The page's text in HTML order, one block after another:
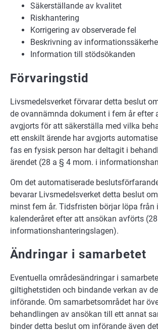
Säkerställande av kvalitet
Riskhantering
Korrigering av observerade fel
Beskrivning av
Information till stödsökanden
Förvaringstid
Livsmedelsverket förvarar detta beslut
de ovannämnda dokument i fem år efter
avgjorts för att säkerställa med vilka
ett enskilt ärende har avgjorts
fas en fysisk person har deltagit i
ärendet (28 a § 4 mom. i
Om det automatiserade
bevarar Livsmedelsverket detta beslut
minst fem år. Tidsfristen börjar löpa från
kalenderåret efter att ansökan avförts
informationshanteringslagen).
Ändringar i samarbetet
Eventuella områdesändringar i
giltighetstiden och bindande verkan av
införande. Om samarbetsområdet har
behandlingen av ansökan till ett annat
binder detta beslut om införande även det